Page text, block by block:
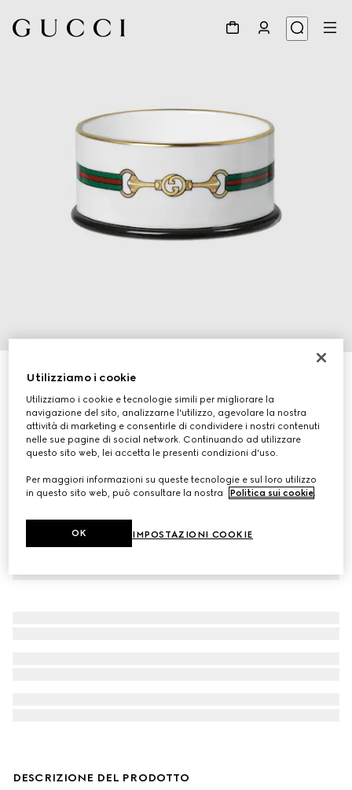
Ciotola per animali piccola con stampa Morsetto
€ 370
Variante porcellana bianca
DESCRIZIONE DEL PRODOTTO
Utilizziamo i cookie
Utilizziamo i cookie e tecnologie simili per migliorare la
navigazione del sito, analizzarne l'utilizzo, agevolare la nostra
attività di marketing e consentirle di condividere i nostri contenuti
nelle sue pagine di social network. Continuando ad utilizzare
questo sito web, lei accetta le presenti condizioni d'uso.
Per maggiori informazioni su queste tecnologie e sul loro utilizzo
in questo sito web, può consultare la nostra
Politica sui cookie.
IMPOSTAZIONI COOKIE
OK